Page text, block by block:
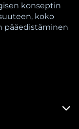
konseptin
koko
pääedistäminen